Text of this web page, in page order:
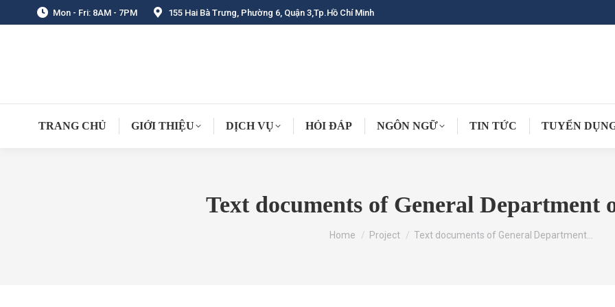
Mon - Fri: 8AM - 7PM 155 Hai Bà Trưng, Phường 6, Quận 3,Tp.Hồ Chí Minh
TRANG CHỦ GIỚI THIỆU DỊCH VỤ HỎI ĐÁP NGÔN NGỮ TIN TỨC TUYỂN
Text documents of General Department
You are here:
Home Project Text documents of General Department…